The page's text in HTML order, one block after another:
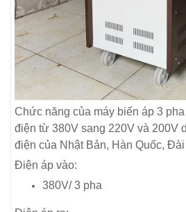
Chức năng của máy biến áp 3
điện từ 380V sang 220V và 200V
điện của Nhật Bản, Hàn Quốc, Đài
Điện áp vào:
380V/ 3 pha